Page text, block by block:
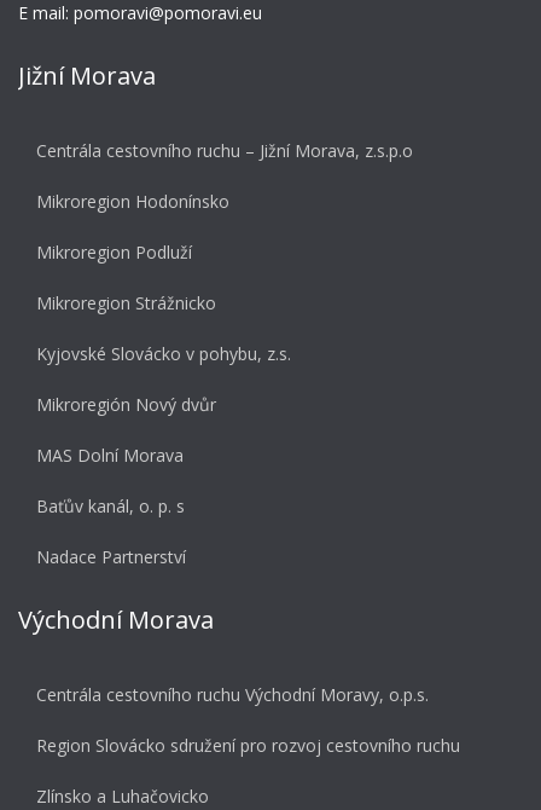
E mail: pomoravi@pomoravi.eu
Jižní Morava
Centrála cestovního ruchu – Jižní Morava, z.s.p.o
Mikroregion Hodonínsko
Mikroregion Podluží
Mikroregion Strážnicko
Kyjovské Slovácko v pohybu, z.s.
Mikroregión Nový dvůr
MAS Dolní Morava
Baťův kanál, o. p. s
Nadace Partnerství
Východní Morava
Centrála cestovního ruchu Východní Moravy, o.p.s.
Region Slovácko sdružení pro rozvoj cestovního ruchu
Zlínsko a Luhačovicko